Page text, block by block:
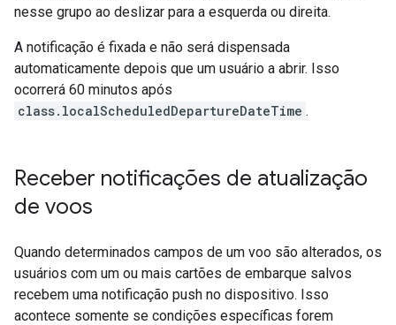
nesse grupo ao deslizar para a esquerda ou direita.
A notificação é fixada e não será dispensada
automaticamente depois que um usuário a abrir. Isso
ocorrerá 60 minutos após
class.localScheduledDepartureDateTime .
Receber notificações de atualização
de voos
Quando determinados campos de um voo são alterados, os
usuários com um ou mais cartões de embarque salvos
recebem uma notificação push no dispositivo. Isso
acontece somente se condições específicas forem